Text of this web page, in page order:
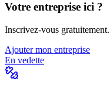
Votre entreprise ici ?
Inscrivez-vous gratuitement.
Ajouter mon entreprise
En vedette